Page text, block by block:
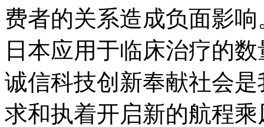
费者的关系造成负面影
日本应用于临床治疗的
诚信科技创新奉献社会
求和执着开启新的航程